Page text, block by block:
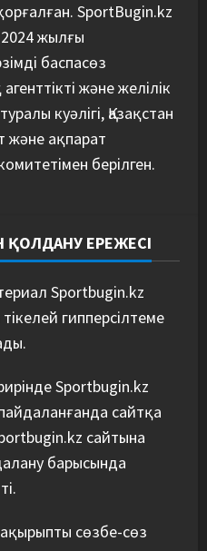
SportBugin.kz
жылғы
баспасөз
және желілік
куәлігі, Қазақстан
және ақпарат
берілген.
ҚОЛДАНУ ЕРЕЖЕСІ
Sportbugin.kz
гипперсілтеме
Sportbugin.kz
сайтқа
сайтына
барысында
сөзбе-сөз